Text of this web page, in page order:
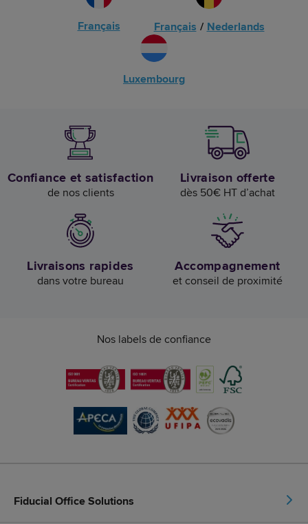
Français Français / Nederlands
Luxembourg
Confiance et satisfaction
de nos clients
Livraison offerte
dès 50€ HT d’achat
Livraisons rapides
dans votre bureau
Accompagnement
et conseil de proximité
Nos labels de confiance
Fiducial Office Solutions